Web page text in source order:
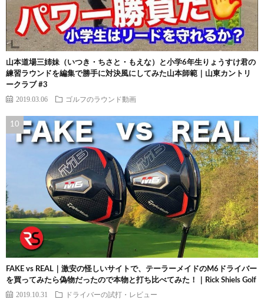
山本道場三姉妹（いつき・ちさと・もえな）と小学6年生りょうすけ君の
練習ラウンドを編集で勝手に対決風にしてみた山本師範｜山東カントリ
ークラブ #3
2019.03.06 ゴルフのラウンド動画
FAKE vs REAL｜激安の怪しいサイトで、テーラーメイドのM6ドライバー
を買ってみたら偽物だったので本物と打ち比べてみた！｜Rick Shiels Golf
2019.10.31 ドライバーの試打・レビュー